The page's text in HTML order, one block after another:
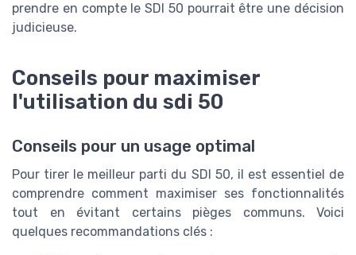
prendre en compte le SDI 50 pourrait être une décision
judicieuse.
Conseils pour maximiser
l'utilisation du sdi 50
Conseils pour un usage optimal
Pour tirer le meilleur parti du SDI 50, il est essentiel de
comprendre comment maximiser ses fonctionnalités
tout en évitant certains pièges communs. Voici
quelques recommandations clés :